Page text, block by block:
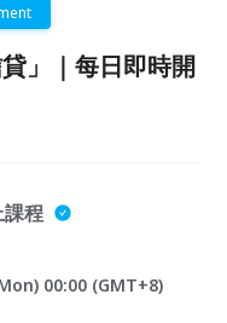
」｜每日即時開
程
00:00 (GMT+8)